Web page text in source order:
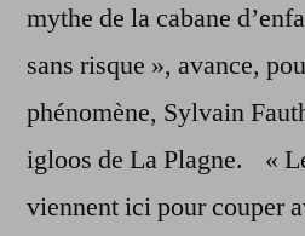
mythe de la cabane
sans risque », avance,
phénomène, Sylvain
igloos de La Plagne. «
viennent ici pour couper